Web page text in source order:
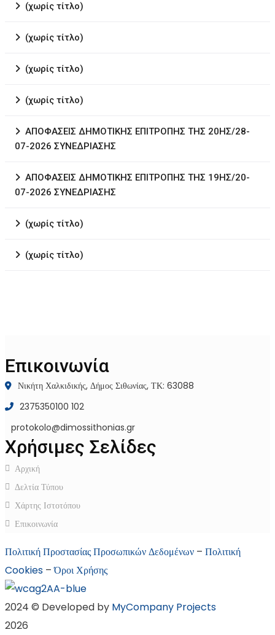
(χωρίς τίτλο)
(χωρίς τίτλο)
(χωρίς τίτλο)
(χωρίς τίτλο)
ΑΠΟΦΑΣΕΙΣ ΔΗΜΟΤΙΚΗΣ ΕΠΙΤΡΟΠΗΣ ΤΗΣ 20ΗΣ/28-
07-2026 ΣΥΝΕΔΡΙΑΣΗΣ
ΑΠΟΦΑΣΕΙΣ ΔΗΜΟΤΙΚΗΣ ΕΠΙΤΡΟΠΗΣ ΤΗΣ 19ΗΣ/20-
07-2026 ΣΥΝΕΔΡΙΑΣΗΣ
(χωρίς τίτλο)
(χωρίς τίτλο)
Επικοινωνία
Νικήτη Χαλκιδικής, Δήμος Σιθωνίας, ΤΚ: 63088
2375350100 102
protokolo@dimossithonias.gr
Χρήσιμες Σελίδες
Αρχική
Δελτία Τύπου
Χάρτης Ιστοτόπου
Επικοινωνία
Πολιτική Προστασίας Προσωπικών Δεδομένων – Πολιτική
Cookies –Όροι Χρήσης
2024 © Developed by MyCompany Projects
2026